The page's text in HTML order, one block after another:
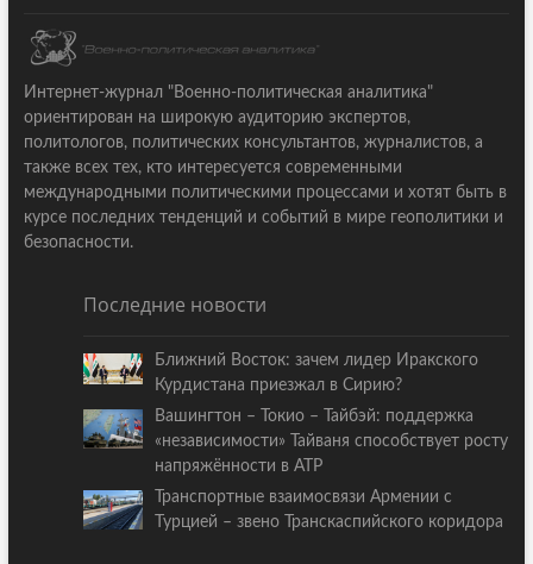
Интернет-журнал "Военно-политическая аналитика"
ориентирован на широкую аудиторию экспертов,
политологов, политических консультантов, журналистов, а
также всех тех, кто интересуется современными
международными политическими процессами и хотят быть в
курсе последних тенденций и событий в мире геополитики и
безопасности.
Последние новости
Ближний Восток: зачем лидер Иракского
Курдистана приезжал в Сирию?
Вашингтон – Токио – Тайбэй: поддержка
«независимости» Тайваня способствует росту
напряжённости в АТР
Транспортные взаимосвязи Армении с
Турцией – звено Транскаспийского коридора